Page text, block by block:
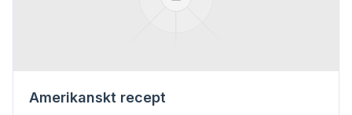
Amerikanskt recept